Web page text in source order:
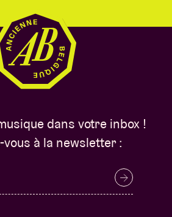
dans votre inbox !
à la newsletter :